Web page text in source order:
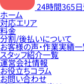
24時間365
ホーム
対応エリア
料金
分割/後払いについて
お客様の声・作業実績
スタッフ紹介一覧
運営会社情報
お役立ちコラム
お問い合わせ